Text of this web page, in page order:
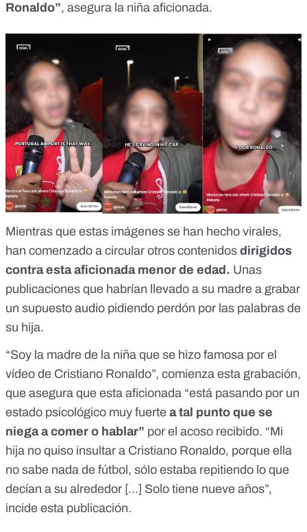
Ronaldo”, asegura la niña aficionada.
Mientras que estas imágenes se han hecho virales,
han comenzado a circular otros contenidos dirigidos
contra esta aficionada menor de edad. Unas
publicaciones que habrían llevado a su madre a grabar
un supuesto audio pidiendo perdón por las palabras de
su hija.
“Soy la madre de la niña que se hizo famosa por el
vídeo de Cristiano Ronaldo”, comienza esta grabación,
que asegura que esta aficionada “está pasando por un
estado psicológico muy fuerte a tal punto que se
niega a comer o hablar” por el acoso recibido. “Mi
hija no quiso insultar a Cristiano Ronaldo, porque ella
no sabe nada de fútbol, sólo estaba repitiendo lo que
decían a su alrededor [...] Solo tiene nueve años”,
incide esta publicación.